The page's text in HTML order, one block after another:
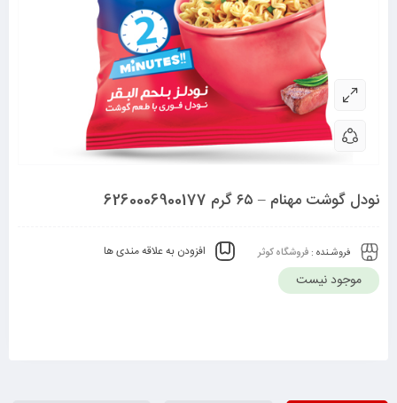
نودل گوشت مهنام – ۶۵ گرم 6260006900177
فروشـنده : فروشگاه کوثر افزودن به علاقه مندی ها
موجود نیست